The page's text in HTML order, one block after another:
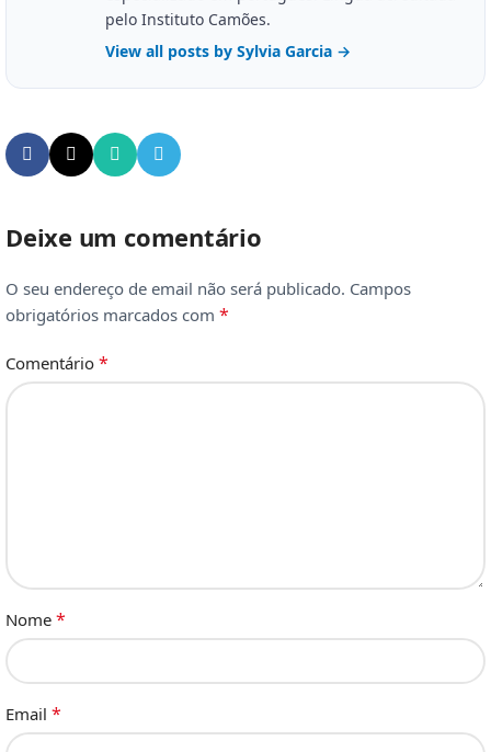
pelo Instituto Camões.
View all posts by Sylvia Garcia →
Deixe um comentário
O seu endereço de email não será publicado. Campos
obrigatórios marcados com *
Comentário *
Nome *
Email *